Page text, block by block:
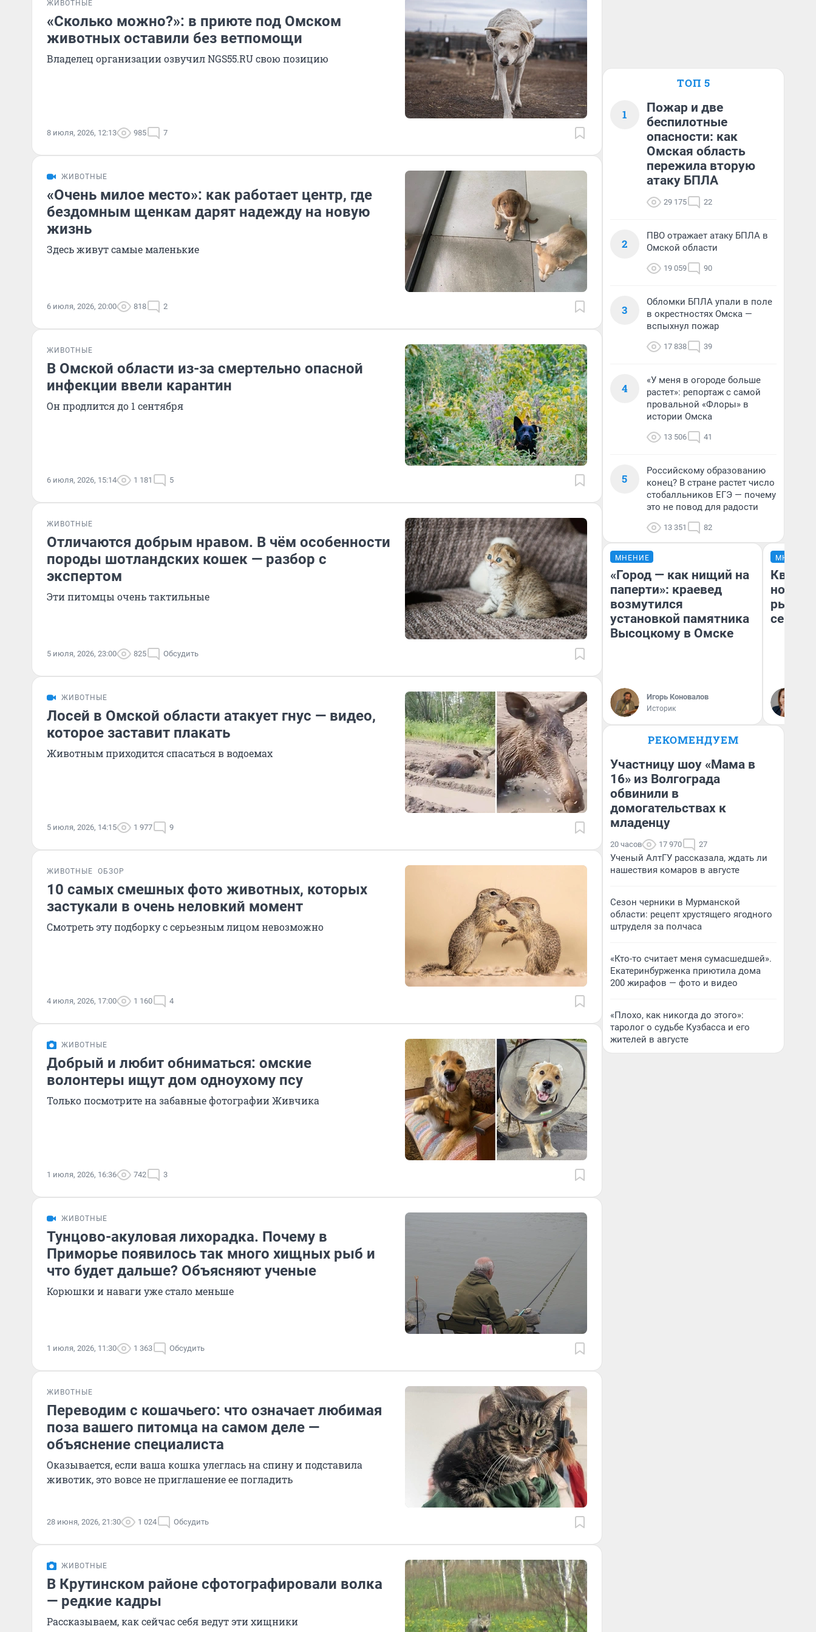
ЖИВОТНЫЕ
«Сколько можно?»: в приюте под Омском
животных оставили без ветпомощи
Владелец организации озвучил NGS55.RU свою позицию
8 июля, 2026, 12:13 985 7
ЖИВОТНЫЕ
«Очень милое место»: как работает центр, где
бездомным щенкам дарят надежду на новую
жизнь
Здесь живут самые маленькие
6 июля, 2026, 20:00 818 2
ЖИВОТНЫЕ
В Омской области из-за смертельно опасной
инфекции ввели карантин
Он продлится до 1 сентября
6 июля, 2026, 15:14 1 181 5
ЖИВОТНЫЕ
Отличаются добрым нравом. В чём особенности
породы шотландских кошек — разбор с
экспертом
Эти питомцы очень тактильные
5 июля, 2026, 23:00 825 Обсудить
ЖИВОТНЫЕ
Лосей в Омской области атакует гнус — видео,
которое заставит плакать
Животным приходится спасаться в водоемах
5 июля, 2026, 14:15 1 977 9
ЖИВОТНЫЕ ОБЗОР
10 самых смешных фото животных, которых
застукали в очень неловкий момент
Смотреть эту подборку с серьезным лицом невозможно
4 июля, 2026, 17:00 1 160 4
ЖИВОТНЫЕ
Добрый и любит обниматься: омские
волонтеры ищут дом одноухому псу
Только посмотрите на забавные фотографии Живчика
1 июля, 2026, 16:36 742 3
ЖИВОТНЫЕ
Тунцово-акуловая лихорадка. Почему в
Приморье появилось так много хищных рыб и
что будет дальше? Объясняют ученые
Корюшки и наваги уже стало меньше
1 июля, 2026, 11:30 1 363 Обсудить
ЖИВОТНЫЕ
Переводим с кошачьего: что означает любимая
поза вашего питомца на самом деле —
объяснение специалиста
Оказывается, если ваша кошка улеглась на спину и подставила
животик, это вовсе не приглашение ее погладить
28 июня, 2026, 21:30 1 024 Обсудить
ЖИВОТНЫЕ
В Крутинском районе сфотографировали волка
— редкие кадры
Рассказываем, как сейчас себя ведут эти хищники
ТОП 5
1
Пожар и две
беспилотные
опасности: как
Омская область
пережила вторую
атаку БПЛА
29 175 22
2
ПВО отражает атаку БПЛА в
Омской области
19 059 90
3
Обломки БПЛА упали в поле
в окрестностях Омска —
вспыхнул пожар
17 838 39
4
«У меня в огороде больше
растет»: репортаж с самой
провальной «Флоры» в
истории Омска
13 506 41
5
Российскому образованию
конец? В стране растет число
стобалльников ЕГЭ — почему
это не повод для радости
13 351 82
МНЕНИЕ
«Город — как нищий на
паперти»: краевед
возмутился
установкой памятника
Высоцкому в Омске
Игорь Коновалов
Историк
МНЕНИЕ
но
рынок
РЕКОМЕНДУЕМ
Участницу шоу «Мама в
16» из Волгограда
обвинили в
домогательствах к
младенцу
20 часов 17 970 27
Ученый АлтГУ рассказала, ждать ли
нашествия комаров в августе
Сезон черники в Мурманской
области: рецепт хрустящего ягодного
штруделя за полчаса
«Кто-то считает меня сумасшедшей».
Екатеринбурженка приютила дома
200 жирафов — фото и видео
«Плохо, как никогда до этого»:
таролог о судьбе Кузбасса и его
жителей в августе